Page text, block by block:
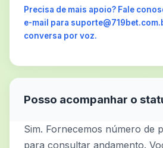
Precisa de mais apoio? Fale
e-mail para
conversa por voz.
Posso acompanhar o
Sim. Fornecemos número de
para consultar andamento.